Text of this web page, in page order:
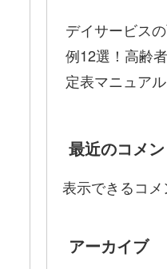
デイサービス
例12選！高齢
定表マニュアル
最近のコメン
表示できるコメ
アーカイブ